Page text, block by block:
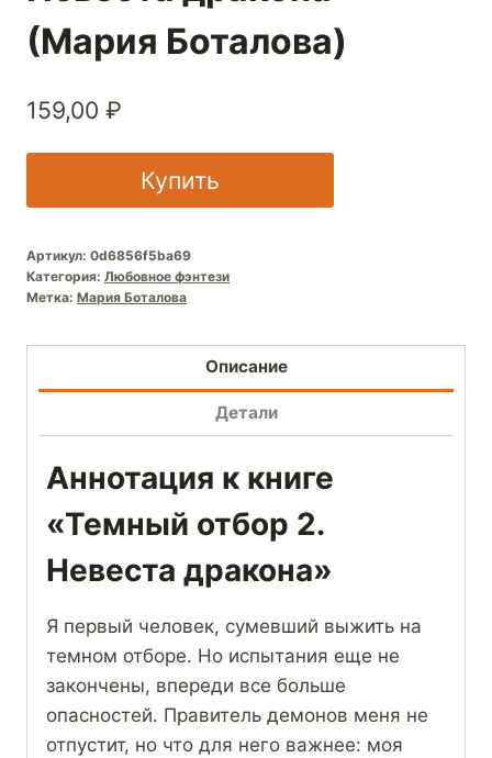
(Мария Боталова)
159,00 ₽
Купить
Артикул: 0d6856f5ba69
Категория: Любовное фэнтези
Метка: Мария Боталова
Описание
Детали
Аннотация к книге
«Темный отбор 2.
Невеста дракона»
Я первый человек, сумевший выжить на
темном отборе. Но испытания еще не
закончены, впереди все больше
опасностей. Правитель демонов меня не
отпустит, но что для него важнее: моя